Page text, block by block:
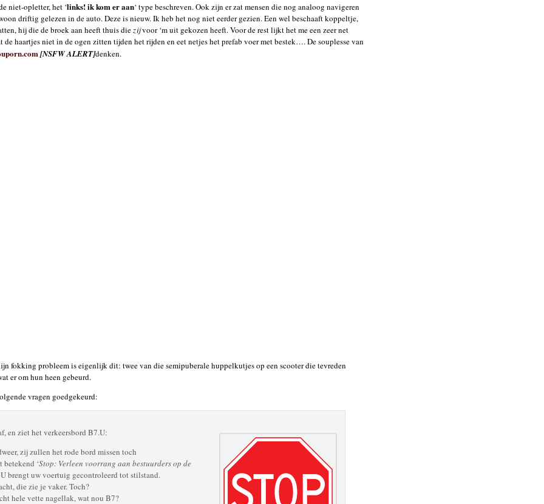
niet-opletter, het ‘links! ik kom er aan‘ type beschreven. Ook zijn er zat mensen die nog analoog navigeren
driftig gelezen in de auto. Deze is nieuw. Ik heb het nog niet eerder gezien. Een wel beschaaft koppeltje,
hij die de broek aan heeft thuis diezijvoor ‘m uit gekozen heeft. Voor de rest lijkt het me een zeer net
de haartjes niet in de ogen zitten tijden het rijden en eet netjes het prefab voer met bestek…. De souplesse van
[NSFW ALERT]denken.
fokking probleem is eigenlijk dit: twee van die semipuberale huppelkutjes op een scooter die tevreden
er om hun heen gebeurd.
vragen goedgekeurd:
en ziet het verkeersbord B7.U:
zij zullen het rode bord missen toch
‘Stop: Verleen voorrang aan bestuurders op de
U brengt uw voertuig gecontroleerd tot stilstand.
die zie je vaker. Toch?
hele vette nagellak, wat nou B7?